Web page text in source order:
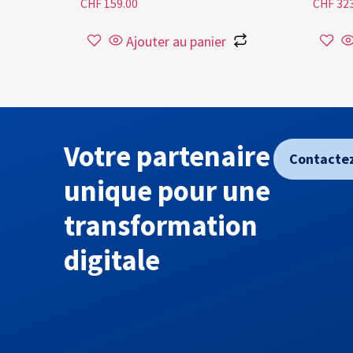
CHF 159.00
Ajouter au panier
CHF
Votre partenaire
unique pour une
transformation
digitale